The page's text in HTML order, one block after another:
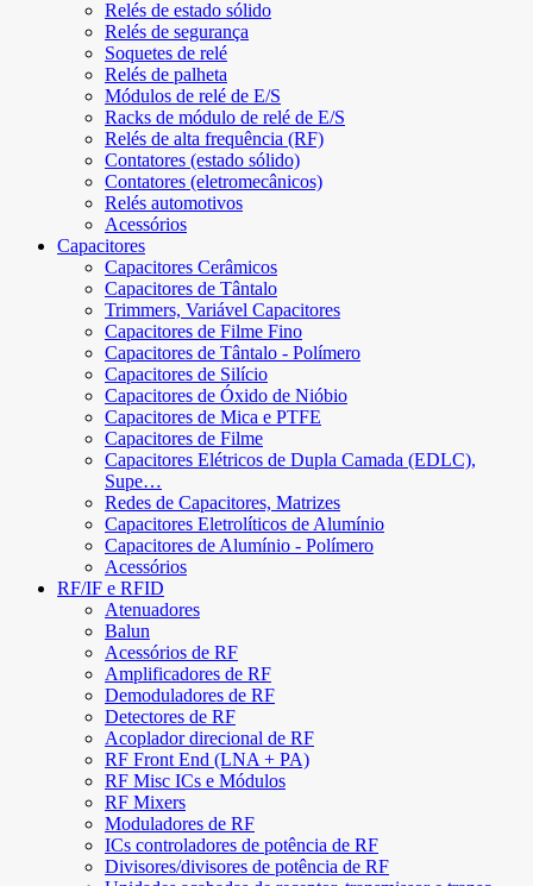
Relés de estado sólido
Relés de segurança
Soquetes de relé
Relés de palheta
Módulos de relé de E/S
Racks de módulo de relé de E/S
Relés de alta frequência (RF)
Contatores (estado sólido)
Contatores (eletromecânicos)
Relés automotivos
Acessórios
Capacitores
Capacitores Cerâmicos
Capacitores de Tântalo
Trimmers, Variável Capacitores
Capacitores de Filme Fino
Capacitores de Tântalo - Polímero
Capacitores de Silício
Capacitores de Óxido de Nióbio
Capacitores de Mica e PTFE
Capacitores de Filme
Capacitores Elétricos de Dupla Camada (EDLC),
Supe…
Redes de Capacitores, Matrizes
Capacitores Eletrolíticos de Alumínio
Capacitores de Alumínio - Polímero
Acessórios
RF/IF e RFID
Atenuadores
Balun
Acessórios de RF
Amplificadores de RF
Demoduladores de RF
Detectores de RF
Acoplador direcional de RF
RF Front End (LNA + PA)
RF Misc ICs e Módulos
RF Mixers
Moduladores de RF
ICs controladores de potência de RF
Divisores/divisores de potência de RF